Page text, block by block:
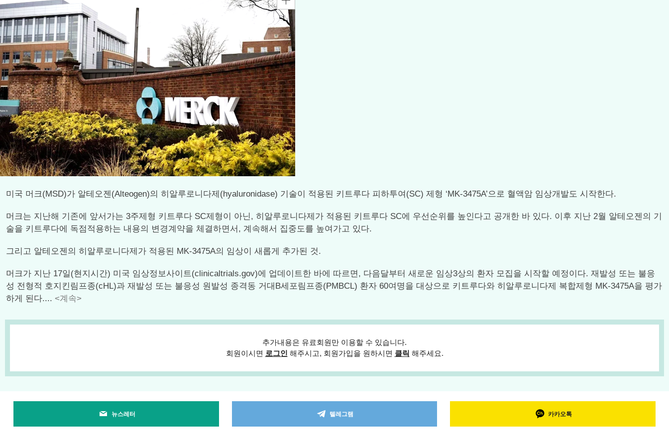
미국 머크(MSD)가 알테오젠(Alteogen)의 히알루로니다제(hyaluronidase) 기술이 적용된 키트루다 피하투여(SC) 제형 ‘MK-3475A’으로 혈액암 임상개발도 시작한다.
머크는 지난해 기존에 앞서가는 3주제형 키트루다 SC제형이 아닌, 히알루로니다제가 적용된 키트루다 SC에 우선순위를 높인다고 공개한 바 있다. 이후 지난 2월 알테오젠의 기
술을 키트루다에 독점적용하는 내용의 변경계약을 체결하면서, 계속해서 집중도를 높여가고 있다.
그리고 알테오젠의 히알루로니다제가 적용된 MK-3475A의 임상이 새롭게 추가된 것.
머크가 지난 17일(현지시간) 미국 임상정보사이트(clinicaltrials.gov)에 업데이트한 바에 따르면, 다음달부터 새로운 임상3상의 환자 모집을 시작할 예정이다. 재발성 또는 불응
성 전형적 호지킨림프종(cHL)과 재발성 또는 불응성 원발성 종격동 거대B세포림프종(PMBCL) 환자 60여명을 대상으로 키트루다와 히알루로니다제 복합제형 MK-3475A을 평가
하게 된다.... <계속>
추가내용은 유료회원만 이용할 수 있습니다.
회원이시면 로그인 해주시고, 회원가입을 원하시면 클릭 해주세요.
뉴스레터 텔레그램 카카오톡